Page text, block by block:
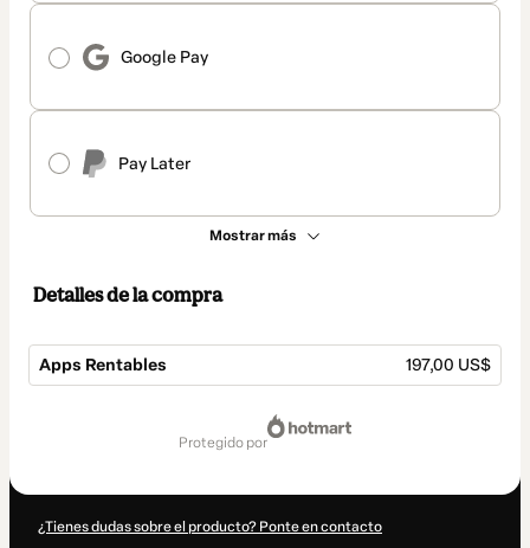
Google Pay
Pay Later
Mostrar más
Detalles de la compra
Apps Rentables 197,00 US$
protegido por
¿Tienes dudas sobre el producto? Ponte en contacto